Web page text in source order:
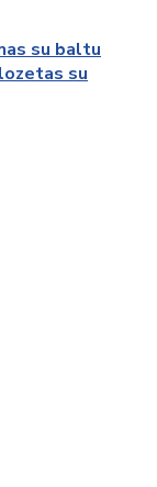
su baltu
su